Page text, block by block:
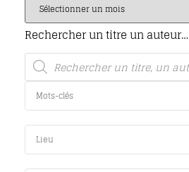
Rechercher un titre un auteur…